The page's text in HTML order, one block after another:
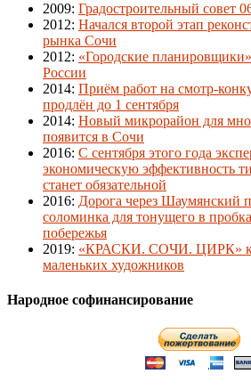
2009: Градостроительный совет
2012: Начался второй этап
рынка Сочи
2012: «Городские
России
2014: Приём работ на смотр-
продлён до 1 сентября
2014: Новый микрорайон для
появится в Сочи
2016: С сентября этого года
экономическую эффективность
станет обязательной
2016: Дорога через Шаумянский
соломинка для тонущего в
побережья
2019: «КРАСКИ. СОЧИ. ЦИРК»
маленьких художников
Народное софинансирование